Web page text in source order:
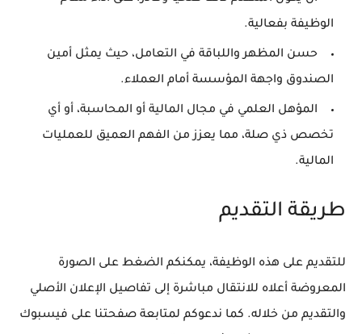
الوظيفة بفعالية.
حسن المظهر واللباقة في التعامل، حيث يمثل أمين
الصندوق واجهة المؤسسة أمام العملاء.
المؤهل العلمي في مجال المالية أو المحاسبة، أو أي
تخصص ذي صلة، مما يعزز من الفهم العميق للعمليات
المالية.
طريقة التقديم
للتقديم على هذه الوظيفة، يمكنكم الضغط على الصورة
المعروضة أعلاه للانتقال مباشرة إلى تفاصيل الإعلان الأصلي
والتقديم من خلاله. كما ندعوكم لمتابعة صفحتنا على فيسبوك